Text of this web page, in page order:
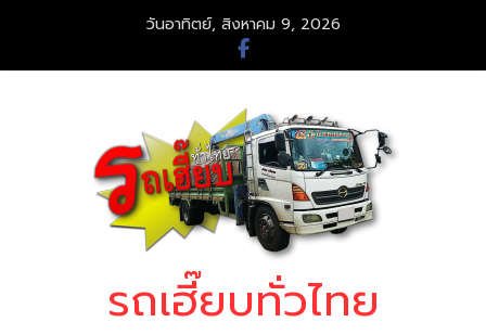
content
วันอาทิตย์, สิงหาคม 9, 2026
รถเฮี๊ยบทั่วไทย